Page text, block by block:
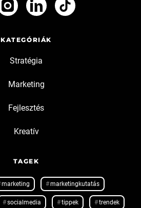
KATEGÓRIÁK
Stratégia
Marketing
Fejlesztés
Kreatív
TAGEK
marketing marketingkutatás
socialmedia tippek trendek